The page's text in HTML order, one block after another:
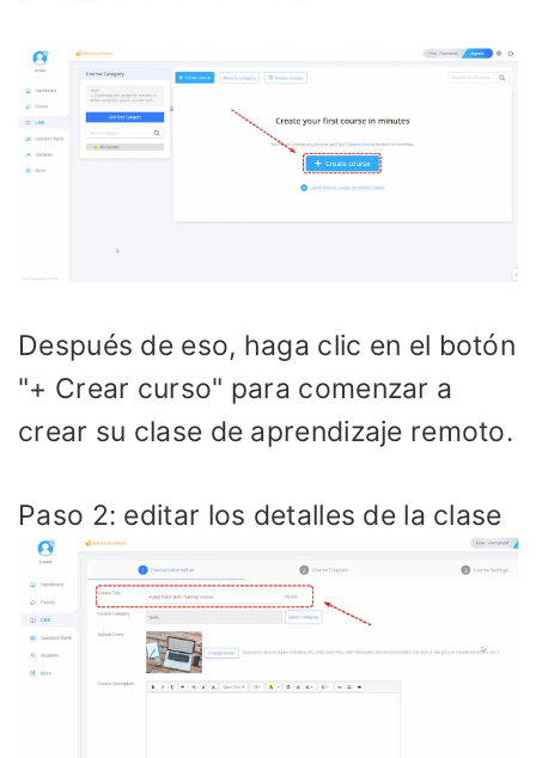
Después de eso, haga clic en el botón
"+ Crear curso" para comenzar a
crear su clase de aprendizaje remoto.
Paso 2: editar los detalles de la clase